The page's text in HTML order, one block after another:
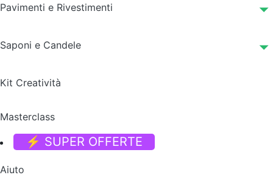
Pavimenti e Rivestimenti
Saponi e Candele
Kit Creatività
Masterclass
⚡ SUPER OFFERTE
Aiuto